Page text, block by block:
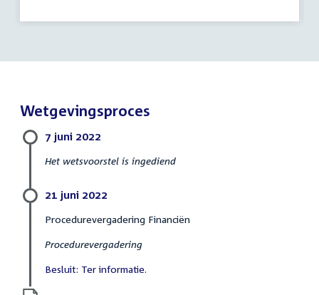
Wetgevingsproces
7 juni 2022
Het wetsvoorstel is ingediend
21 juni 2022
Procedurevergadering Financiën
Procedurevergadering
Besluit: Ter informatie.